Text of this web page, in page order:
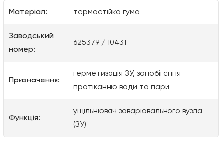
Матеріал: термостійка гума
Заводський
номер:
625379 / 10431
Призначення:
герметизація ЗУ, запобігання
протіканню води та пари
Функція:
ущільнювач заварювального вузла
(ЗУ)